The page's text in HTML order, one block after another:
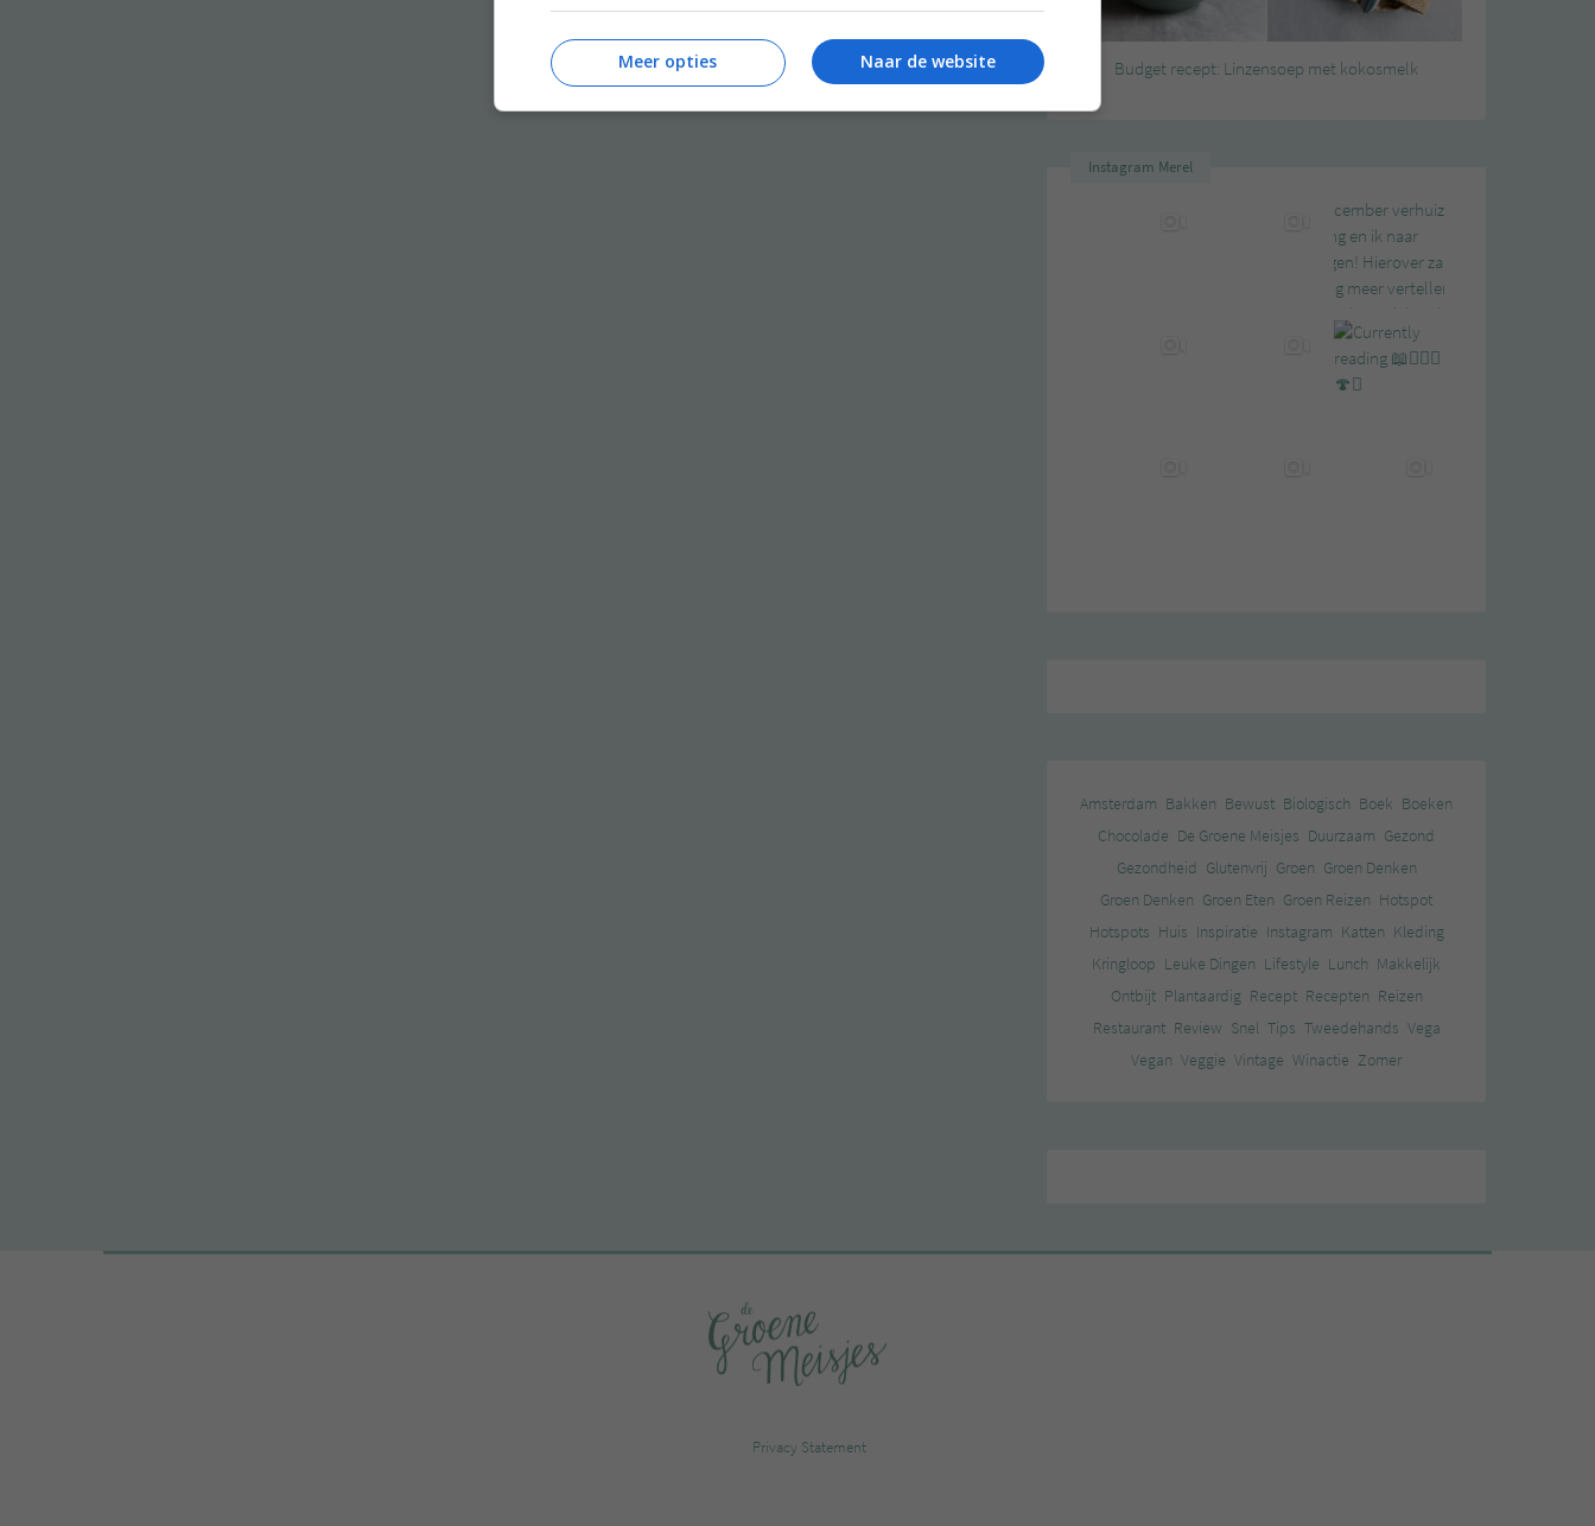
Budget recept: Linzensoep met kokosmelk
Instagram Merel
Amsterdam Bakken Bewust Biologisch Boek Boeken
Chocolade De Groene Meisjes Duurzaam Gezond
Gezondheid Glutenvrij Groen Groen Denken
Groen Denken Groen Eten Groen Reizen Hotspot
Hotspots Huis Inspiratie Instagram Katten Kleding
Kringloop Leuke Dingen Lifestyle Lunch Makkelijk
Ontbijt Plantaardig Recept Recepten Reizen
Restaurant Review Snel Tips Tweedehands Vega
Vegan Veggie Vintage Winactie Zomer
Privacy Statement
Naar de website
Meer opties